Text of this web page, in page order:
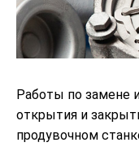
Работы по замене
открытия и
продувочном